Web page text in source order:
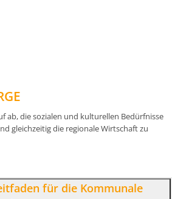
ab, die sozialen und kulturellen Bedürfnisse
gleichzeitig die regionale Wirtschaft zu
für die Kommunale